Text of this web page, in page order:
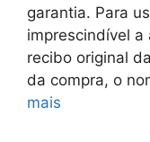
garantia. Para
imprescindível
recibo original
da compra, o
mais